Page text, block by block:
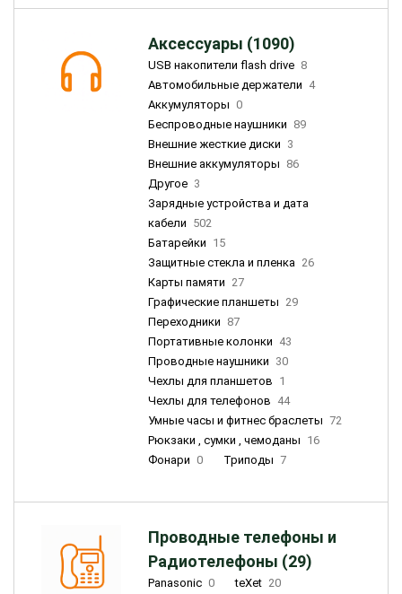
Аксессуары (1090)
USB накопители flash drive 8
Автомобильные держатели 4
Аккумуляторы 0
Беспроводные наушники 89
Внешние жесткие диски 3
Внешние аккумуляторы 86
Другое 3
Зарядные устройства и дата
кабели 502
Батарейки 15
Защитные стекла и пленка 26
Карты памяти 27
Графические планшеты 29
Переходники 87
Портативные колонки 43
Проводные наушники 30
Чехлы для планшетов 1
Чехлы для телефонов 44
Умные часы и фитнес браслеты 72
Рюкзаки , сумки , чемоданы 16
Фонари 0 Триподы 7
Проводные телефоны и
Радиотелефоны (29)
Panasonic 0 teXet 20